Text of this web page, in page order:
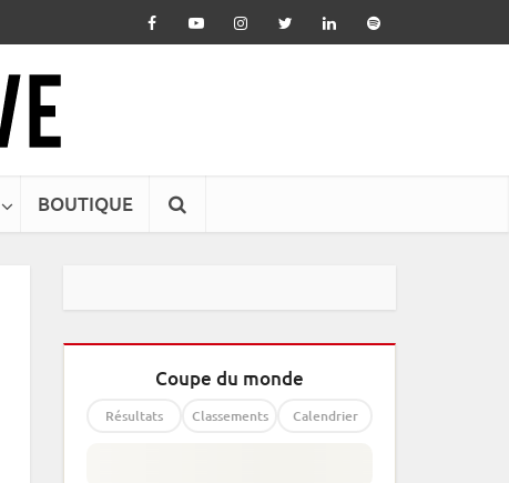
BOUTIQUE
Coupe du monde
Résultats Classements Calendrier